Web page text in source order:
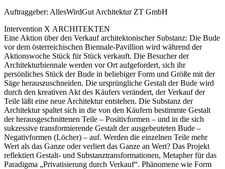
Auftraggeber: AllesWirdGut Architektur ZT GmbH
Intervention X ARCHITEKTEN
Eine Aktion über den Verkauf architektonischer Substanz: Die Bude
vor dem österreichischen Biennale-Pavillion wird während der
Aktionswoche Stück für Stück verkauft. Die Besucher der
Architekturbiennale werden vor Ort aufgefordert, sich ihr
persönliches Stück der Bude in beliebiger Form und Größe mit der
Säge herauszuschneiden. Die ursprüngliche Gestalt der Bude wird
durch den kreativen Akt des Käufers verändert, der Verkauf der
Teile läßt eine neue Architektur entstehen. Die Substanz der
Architektur spaltet sich in die von den Käufern bestimmte Gestalt
der herausgeschnittenen Teile – Positivformen – und in die sich
sukzessive transformierende Gestalt der ausgebeuteten Bude –
Negativformen (Löcher) – auf. Werden die einzelnen Teile mehr
Wert als das Ganze oder verliert das Ganze an Wert? Das Projekt
reflektiert Gestalt- und Substanztransformationen, Metapher für das
Paradigma „Privatisierung durch Verkauf“. Phänomene wie Form